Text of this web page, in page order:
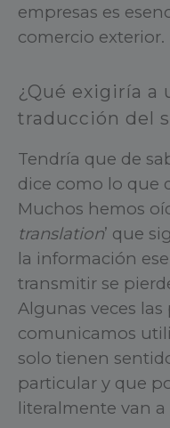
empresas es
comercio exterior.
¿Qué exigiría a
traducción del
Tendría que de
dice como lo que
Muchos hemos
translation’ que
la información
transmitir se
Algunas veces las
comunicamos
solo tienen
particular y que
literalmente van